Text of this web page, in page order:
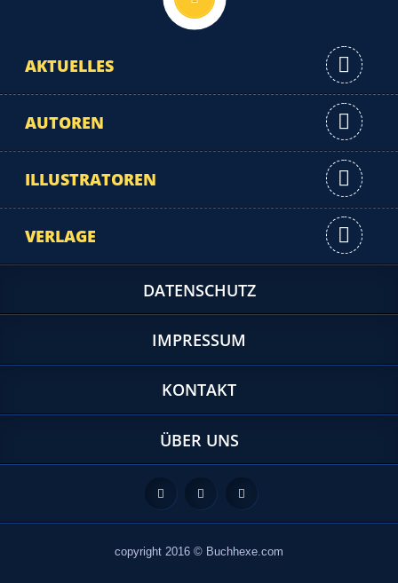
AKTUELLES
AUTOREN
ILLUSTRATOREN
VERLAGE
DATENSCHUTZ
IMPRESSUM
copyright 2016 © Buchhexe.com
KONTAKT
ÜBER UNS
Feed